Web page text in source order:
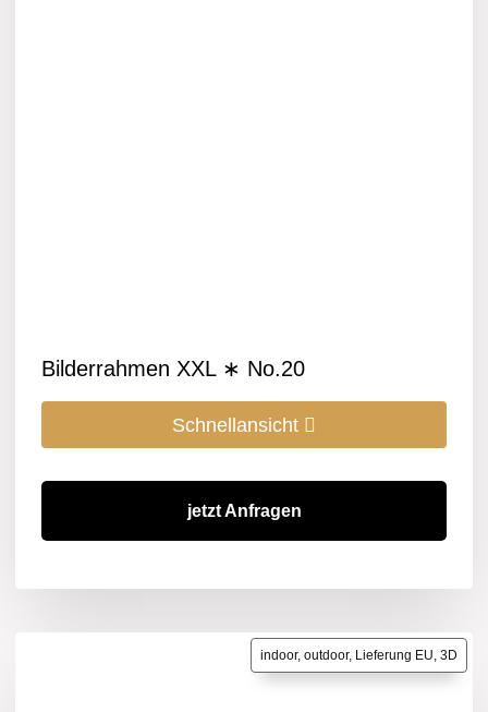
Bilderrahmen XXL ∗ No.20
Schnellansicht
jetzt Anfragen
indoor, outdoor, Lieferung EU, 3D